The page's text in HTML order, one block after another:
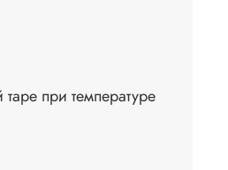
при температуре